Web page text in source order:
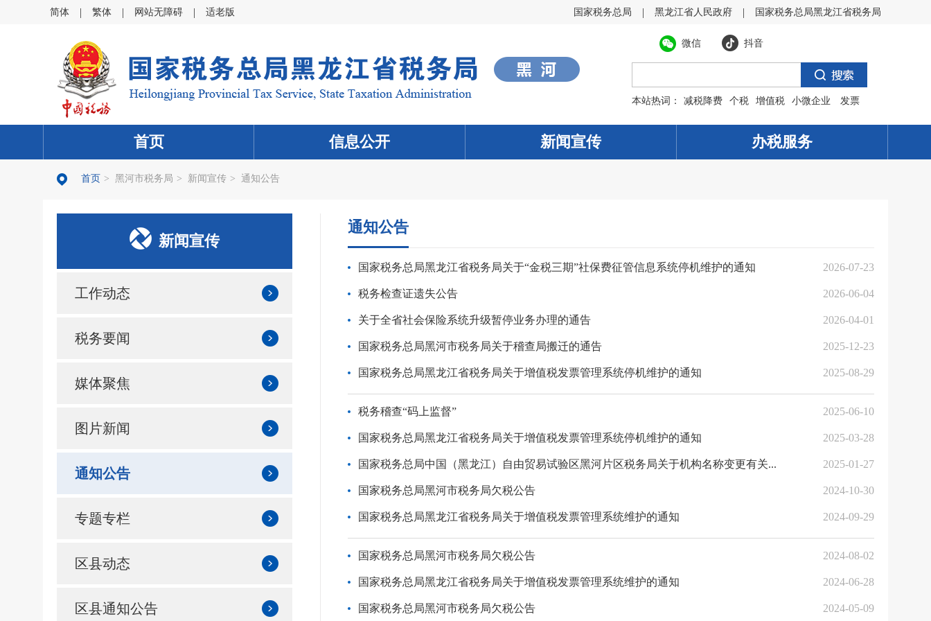
简体 | 繁体 | 网站无障碍 | 适老版 国家税务总局黑龙江省税务局
|
黑龙江省人民政府
|
国家税务总局
微信 抖音
本站热词： 减税降费 个税 增值税 小微企业 发票
首页 信息公开 新闻宣传 办税服务
首页 > 黑河市税务局 > 新闻宣传 > 通知公告
新闻宣传
工作动态
税务要闻
媒体聚焦
图片新闻
通知公告
专题专栏
区县动态
区县通知公告
通知公告
2026-07-23
国家税务总局黑龙江省税务局关于“金税三期”社保费征管信息系统停机维护的通知
2026-06-04
税务检查证遗失公告
2026-04-01
关于全省社会保险系统升级暂停业务办理的通告
2025-12-23
国家税务总局黑河市税务局关于稽查局搬迁的通告
2025-08-29
国家税务总局黑龙江省税务局关于增值税发票管理系统停机维护的通知
2025-06-10
税务稽查“码上监督”
2025-03-28
国家税务总局黑龙江省税务局关于增值税发票管理系统停机维护的通知
2025-01-27
国家税务总局中国（黑龙江）自由贸易试验区黑河片区税务局关于机构名称变更有关...
2024-10-30
国家税务总局黑河市税务局欠税公告
2024-09-29
国家税务总局黑龙江省税务局关于增值税发票管理系统维护的通知
2024-08-02
国家税务总局黑河市税务局欠税公告
2024-06-28
国家税务总局黑龙江省税务局关于增值税发票管理系统维护的通知
2024-05-09
国家税务总局黑河市税务局欠税公告